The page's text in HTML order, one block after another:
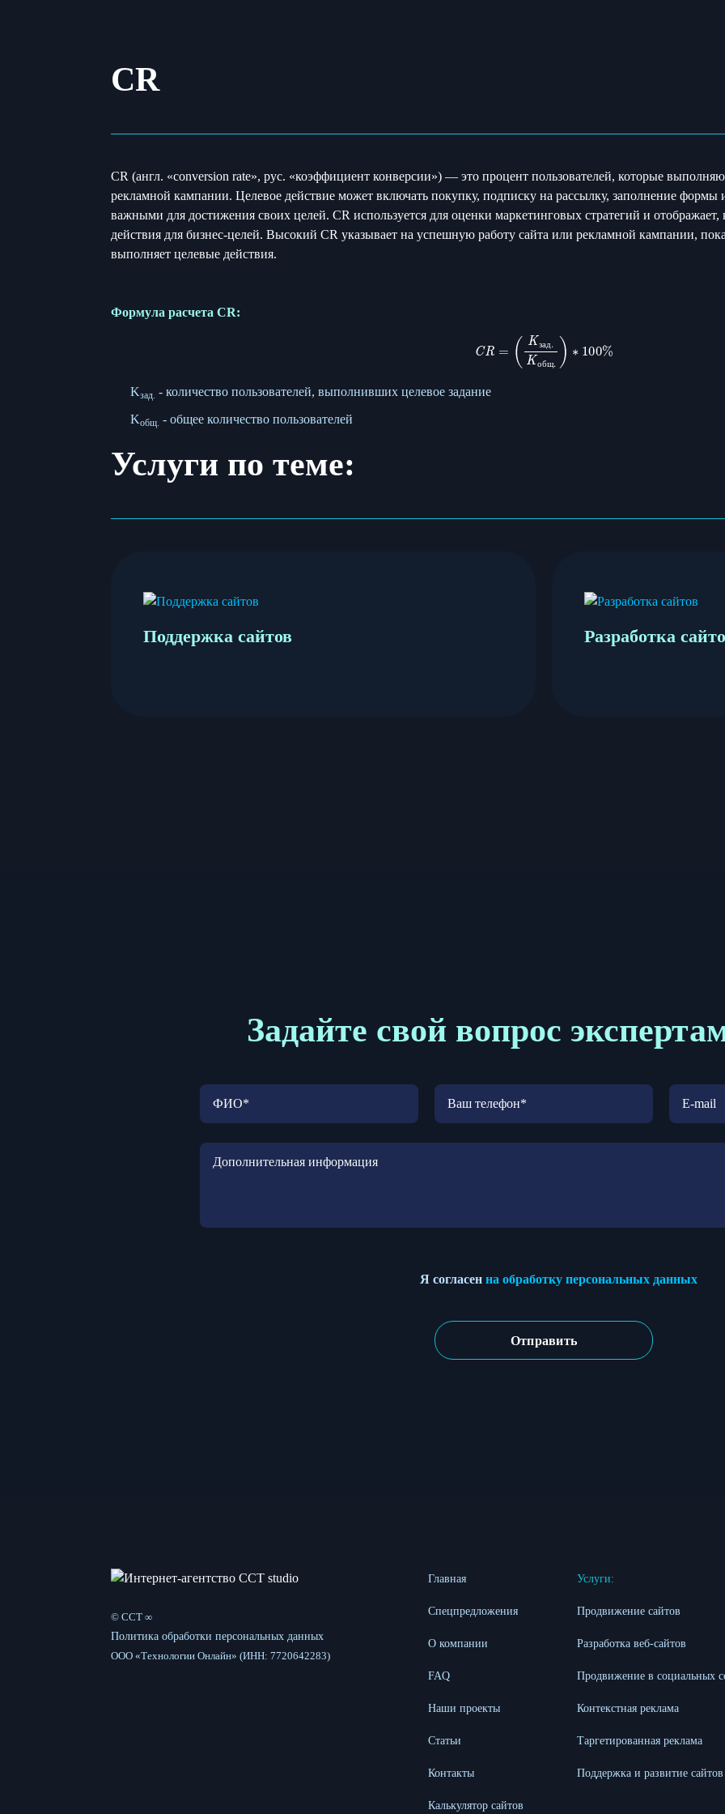
CR
CR (англ. «conversion rate», рус. «коэффициент конверсии») — это процент пользователей, которые
рекламной кампании. Целевое действие может включать покупку, подписку на рассылку, заполнение формы
важными для достижения своих целей. CR используется для оценки маркетинговых стратегий и отображает,
действия для бизнес-целей. Высокий CR указывает на успешную работу сайта или рекламной кампании,
выполняет целевые действия.
Формула расчета CR:
зад .K общ
Kзад. - количество пользователей, выполнивших целевое задание
Kобщ. - общее количество пользователей
Услуги по теме:
Поддержка сайтов Разработка
Задайте свой вопрос
Я согласен на обработку персональных данных
© CCT ∞
Политика обработки персональных данных
ООО «Технологии Онлайн» (ИНН: 7720642283)
Главная
Спецпредложения
О компании
FAQ
Наши проекты
Статьи
Контакты
Калькулятор сайтов
Услуги:
Продвижение сайтов
Разработка веб-сайтов
Продвижение в социальных
Контекстная реклама
Таргетированная реклама
Поддержка и развитие сайтов